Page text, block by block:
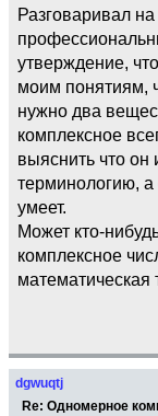
Разговаривал
утверждение,
моим понятиям,
нужно два
комплексное
выяснить что он
терминологию,
умеет.
Может кто-
комплексное
математическая
dgwuqtj
Re: Одномерное